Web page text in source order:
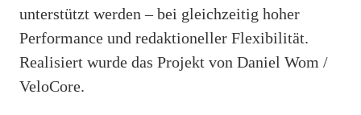
unterstützt werden – bei gleichzeitig hoher
Performance und redaktioneller Flexibilität.
Realisiert wurde das Projekt von Daniel Wom /
VeloCore.